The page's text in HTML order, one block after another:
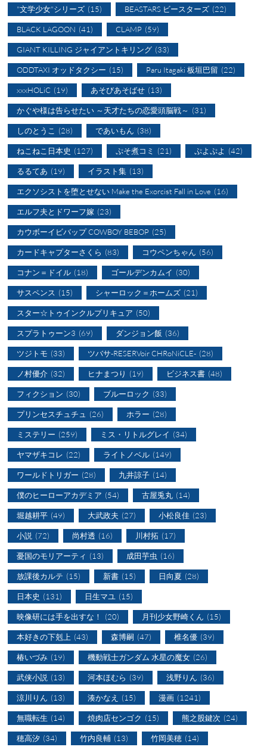
"文学少女"シリーズ (15) BEASTARS ビースターズ (22)
BLACK LAGOON (41) CLAMP (59)
GIANT KILLING ジャイアントキリング (33)
ODDTAXI オッドタクシー (15) Paru Itagaki 板垣巴留 (22)
xxxHOLiC (19) あそびあそばせ (13)
かぐや様は告らせたい ～天才たちの恋愛頭脳戦～ (31)
しのとうこ (28) であいもん (38)
ねこねこ日本史 (127) ぷそ煮コミ (21) ぷよぷよ (42)
るるてあ (19) イラスト集 (13)
エクソシストを堕とせない Make the Exorcist Fall in Love (16)
エルフ夫とドワーフ嫁 (23)
カウボーイビバップ COWBOY BEBOP (25)
カードキャプターさくら (83) コウペンちゃん (56)
コナン＝ドイル (18) ゴールデンカムイ (30)
サスペンス (15) シャーロック＝ホームズ (21)
スター☆トゥインクルプリキュア (50)
スプラトゥーン3 (69) ダンジョン飯 (36)
ツジトモ (33) ツバサ-RESERVoir CHRoNiCLE- (28)
ノ村優介 (32) ヒナまつり (19) ビジネス書 (48)
フィクション (30) ブルーロック (33)
プリンセスチュチュ (26) ホラー (28)
ミステリー (259) ミス・リトルグレイ (34)
ヤマザキコレ (22) ライトノベル (149)
ワールドトリガー (28) 九井諒子 (14)
僕のヒーローアカデミア (54) 古屋兎丸 (14)
堀越耕平 (49) 大武政夫 (27) 小松良佳 (23)
小説 (72) 尚村透 (16) 川村拓 (17)
憂国のモリアーティ (13) 成田芋虫 (16)
放課後カルテ (15) 新書 (15) 日向夏 (28)
日本史 (131) 日生マユ (15)
映像研には手を出すな！ (20) 月刊少女野崎くん (15)
本好きの下剋上 (43) 森博嗣 (47) 椎名優 (39)
椿いづみ (19) 機動戦士ガンダム 水星の魔女 (26)
武侠小説 (13) 河本ほむら (39) 浅野りん (36)
涼川りん (13) 湊かなえ (15) 漫画 (1241)
無職転生 (14) 焼肉店センゴク (15) 熊之股鍵次 (24)
穂高汐 (34) 竹内良輔 (13) 竹岡美穂 (14)